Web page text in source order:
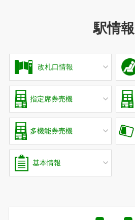
駅情報
改札口情報
指定席券売機
多機能券売機
基本情報